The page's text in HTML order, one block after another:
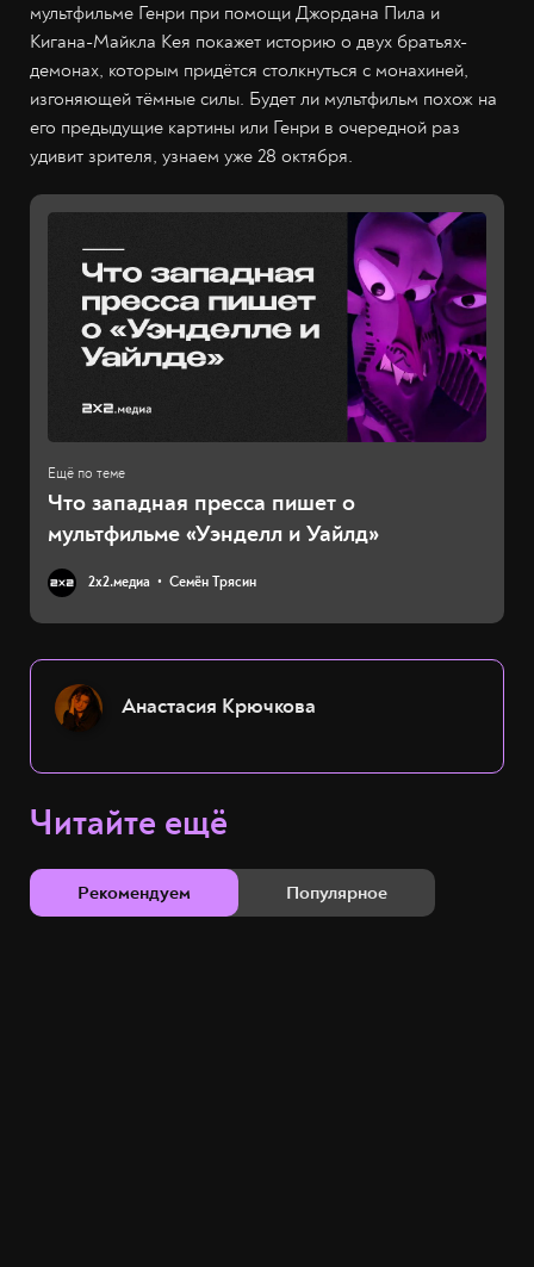
мультфильме Генри при помощи Джордана Пила и
Кигана-Майкла Кея покажет историю о двух братьях-
демонах, которым придётся столкнуться с монахиней,
изгоняющей тёмные силы. Будет ли мультфильм похож на
его предыдущие картины или Генри в очередной раз
удивит зрителя, узнаем уже 28 октября.
Что западная пресса пишет о
мультфильме «Уэнделл и Уайлд»
2х2.медиа Семён Трясин
Анастасия Крючкова
Читайте ещё
Рекомендуем Популярное